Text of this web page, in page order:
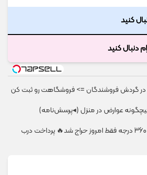
کنید
دنبال کنید
عوارض در منزل (◂پرسش‌نامه)
دوربین لامپی چرخشی 360 درجه فقط امروز حراج شد🔥 پرداخت درب